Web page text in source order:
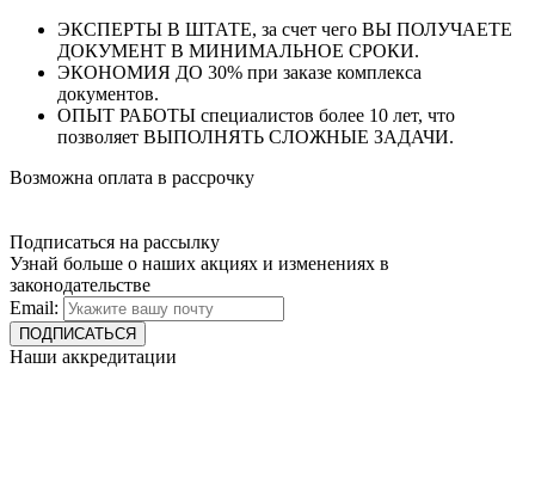
ЭКСПЕРТЫ В ШТАТЕ, за счет чего ВЫ ПОЛУЧАЕТЕ
ДОКУМЕНТ В МИНИМАЛЬНОЕ СРОКИ.
ЭКОНОМИЯ ДО 30% при заказе комплекса
документов.
ОПЫТ РАБОТЫ специалистов более 10 лет, что
позволяет ВЫПОЛНЯТЬ СЛОЖНЫЕ ЗАДАЧИ.
Возможна оплата в рассрочку
Подписаться на рассылку
Узнай больше о наших акциях и изменениях в
законодательстве
Email:
Наши аккредитации